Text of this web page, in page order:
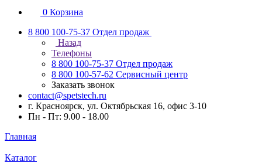
0 Корзина
8 800 100-75-37 Отдел продаж
Назад
Телефоны
8 800 100-75-37 Отдел продаж
8 800 100-57-62 Сервисный центр
Заказать звонок
contact@spetstech.ru
г. Красноярск, ул. Октябрьская 16, офис 3-10
Пн - Пт: 9.00 - 18.00
Главная
Каталог